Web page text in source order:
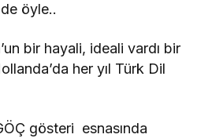
de öyle..
bir hayali, ideali vardı bir
her yıl Türk Dil
gösteri esnasında